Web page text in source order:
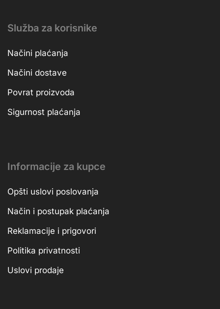
Služba za korisnike
Načini plaćanja
Načini dostave
Povrat proizvoda
Sigurnost plaćanja
Informacije za kupce
Opšti uslovi poslovanja
Način i postupak plaćanja
Reklamacije i prigovori
Politika privatnosti
Uslovi prodaje